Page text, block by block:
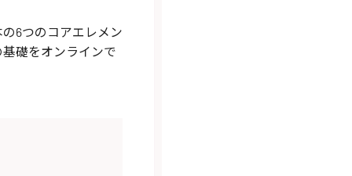
6つのコアエレメン
礎をオンラインで